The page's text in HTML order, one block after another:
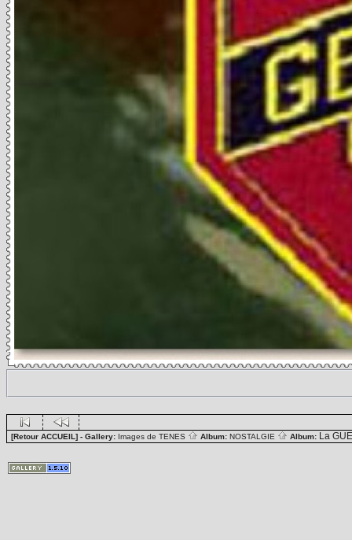
[Retour ACCUEIL] - Gallery: Images de TENES Album: NOSTALGIE Album: La